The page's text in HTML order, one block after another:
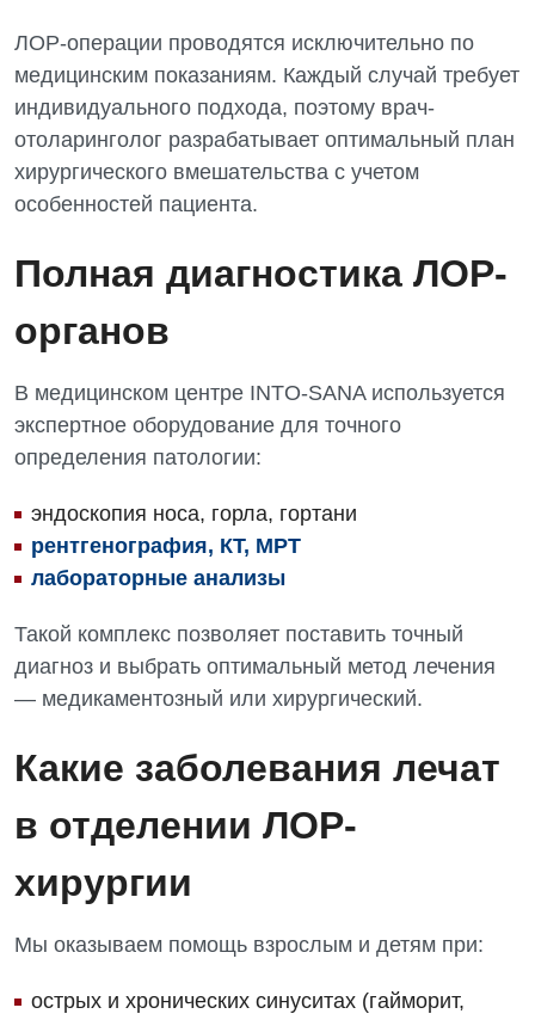
Мероприятия БПР
Интернатура
Бесплатные операции
Отзывы
Видео
Диагностика
Ангиографические исследования
Диагностическое отделение
Компьютерная томография
Маммография
Нейросонография
Рентгенография
Диагностическое отделение
Дневной стационар
Онкологическое отделение
ЛОР-операции проводятся исключительно по
медицинским показаниям. Каждый случай требует
индивидуального подхода, поэтому врач-
отоларинголог разрабатывает оптимальный план
хирургического вмешательства с учетом
особенностей пациента.
Полная диагностика ЛОР-
органов
В медицинском центре INTO-SANA используется
экспертное оборудование для точного
определения патологии:
эндоскопия носа, горла, гортани
рентгенография, КТ, МРТ
лабораторные анализы
Такой комплекс позволяет поставить точный
диагноз и выбрать оптимальный метод лечения
— медикаментозный или хирургический.
Какие заболевания лечат
в отделении ЛОР-
хирургии
Мы оказываем помощь взрослым и детям при:
острых и хронических синуситах (гайморит,